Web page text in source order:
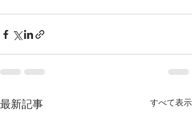
最新記事 すべて表示